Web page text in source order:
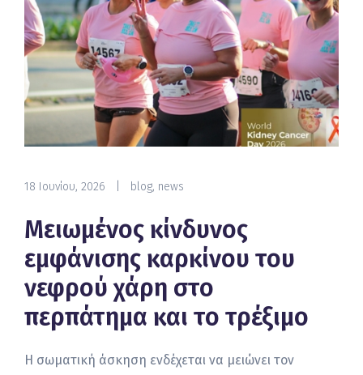
18 Ιουνίου, 2026 blog, news
Μειωμένος κίνδυνος
εμφάνισης καρκίνου του
νεφρού χάρη στο
περπάτημα και το τρέξιμο
Η σωματική άσκηση ενδέχεται να μειώνει τον